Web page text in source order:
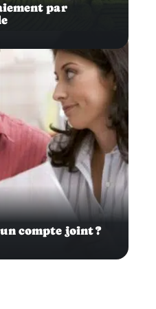
par
compte joint ?